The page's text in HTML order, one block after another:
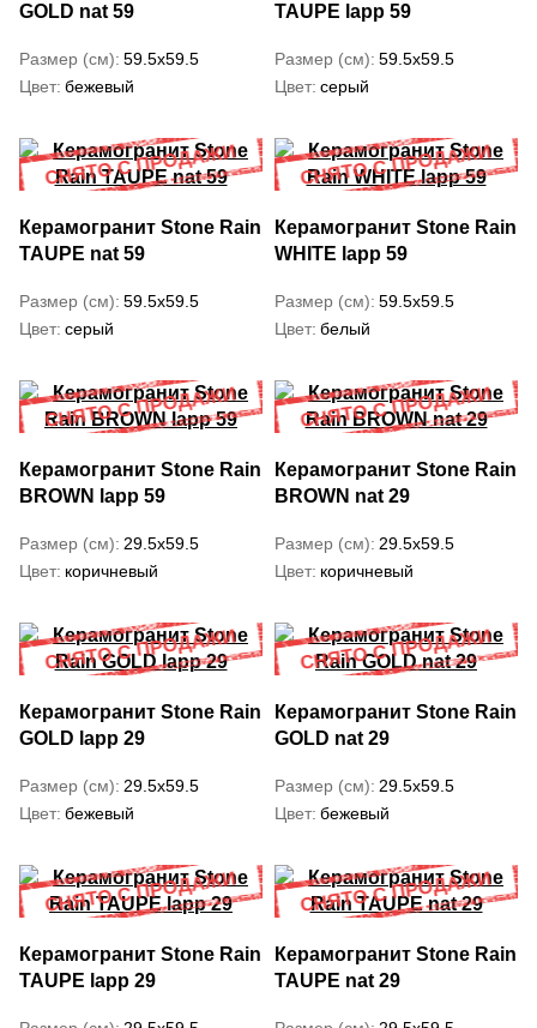
GOLD nat 59
Размер (см) 59.5x59.5
Цвет бежевый
TAUPE lapp 59
Размер (см) 59.5x59.5
Цвет серый
Керамогранит Stone Rain
TAUPE nat 59
Размер (см) 59.5x59.5
Цвет серый
Керамогранит Stone Rain
WHITE lapp 59
Размер (см) 59.5x59.5
Цвет белый
Керамогранит Stone Rain
BROWN lapp 59
Размер (см) 29.5x59.5
Цвет коричневый
Керамогранит Stone Rain
BROWN nat 29
Размер (см) 29.5x59.5
Цвет коричневый
Керамогранит Stone Rain
GOLD lapp 29
Размер (см) 29.5x59.5
Цвет бежевый
Керамогранит Stone Rain
GOLD nat 29
Размер (см) 29.5x59.5
Цвет бежевый
Керамогранит Stone Rain
TAUPE lapp 29
Керамогранит Stone Rain
TAUPE nat 29